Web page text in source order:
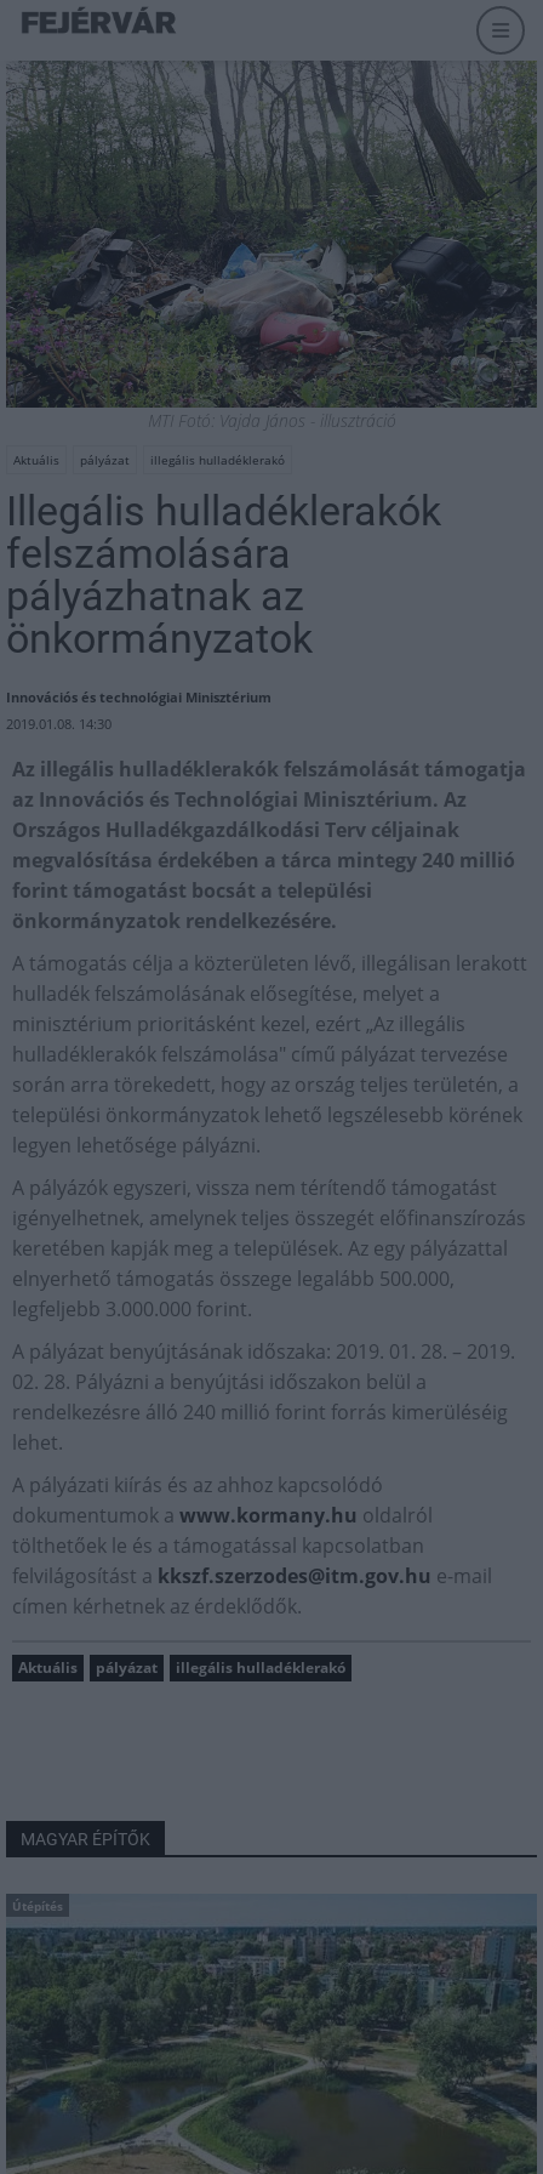
MTI Fotó: Vajda János - illusztráció
Aktuális pályázat illegális hulladéklerakó
Illegális hulladéklerakók
felszámolására
pályázhatnak az
önkormányzatok
Innovációs és technológiai Minisztérium
2019.01.08. 14:30
Az illegális hulladéklerakók felszámolását támogatja
az Innovációs és Technológiai Minisztérium. Az
Országos Hulladékgazdálkodási Terv céljainak
megvalósítása érdekében a tárca mintegy 240 millió
forint támogatást bocsát a települési
önkormányzatok rendelkezésére.
A támogatás célja a közterületen lévő, illegálisan lerakott
hulladék felszámolásának elősegítése, melyet a
minisztérium prioritásként kezel, ezért „Az illegális
hulladéklerakók felszámolása" című pályázat tervezése
során arra törekedett, hogy az ország teljes területén, a
települési önkormányzatok lehető legszélesebb körének
legyen lehetősége pályázni.
A pályázók egyszeri, vissza nem térítendő támogatást
igényelhetnek, amelynek teljes összegét előfinanszírozás
keretében kapják meg a települések. Az egy pályázattal
elnyerhető támogatás összege legalább 500.000,
legfeljebb 3.000.000 forint.
A pályázat benyújtásának időszaka: 2019. 01. 28. – 2019.
02. 28. Pályázni a benyújtási időszakon belül a
rendelkezésre álló 240 millió forint forrás kimerüléséig
lehet.
A pályázati kiírás és az ahhoz kapcsolódó
dokumentumok a www.kormany.hu oldalról
tölthetőek le és a támogatással kapcsolatban
felvilágosítást a kkszf.szerzodes@itm.gov.hu e-mail
címen kérhetnek az érdeklődők.
Aktuális pályázat illegális hulladéklerakó
MAGYAR ÉPÍTŐK
Útépítés